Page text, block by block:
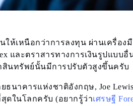
ให้เหนือกว่าการลงทุน ผ่านเครื่อง
และตราสารทางการเงินรูปแบบอื่
สินทรัพย์นั้นมีการปรับตัวสูงขึ้นครับ
ธนาคารแห่งชาติอังกฤษ, Joe
สุดในโลกครับ (อยากรู้ว่าเศรษฐี